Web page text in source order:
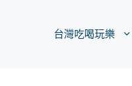
台灣吃喝玩樂